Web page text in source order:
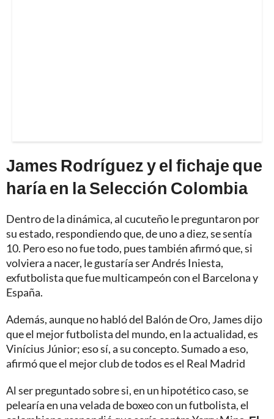
James Rodríguez y el fichaje que
haría en la Selección Colombia
Dentro de la dinámica, al cucuteño le preguntaron por
su estado, respondiendo que, de uno a diez, se sentía
10. Pero eso no fue todo, pues también afirmó que, si
volviera a nacer, le gustaría ser Andrés Iniesta,
exfutbolista que fue multicampeón con el Barcelona y
España.
Además, aunque no habló del Balón de Oro, James dijo
que el mejor futbolista del mundo, en la actualidad, es
Vinícius Júnior; eso sí, a su concepto. Sumado a eso,
afirmó que el mejor club de todos es el Real Madrid
Al ser preguntado sobre si, en un hipotético caso, se
pelearía en una velada de boxeo con un futbolista, el